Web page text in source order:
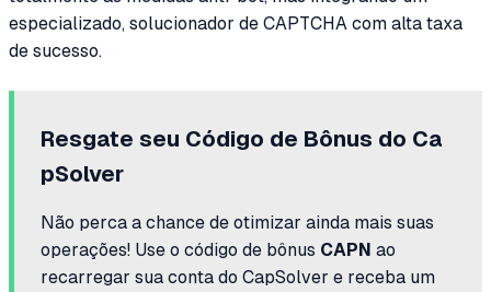
especializado, solucionador de CAPTCHA com alta taxa
de sucesso.
Resgate seu Código de Bônus do Ca
pSolver
Não perca a chance de otimizar ainda mais suas
operações! Use o código de bônus CAPN ao
recarregar sua conta do CapSolver e receba um